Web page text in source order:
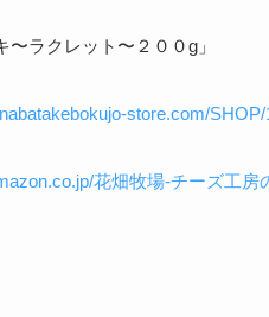
ラクレット〜２００g」
store.com/
花畑牧場-チーズ工